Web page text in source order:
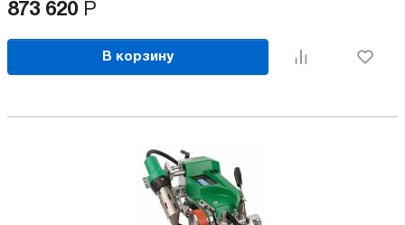
873 620 Р
В корзину